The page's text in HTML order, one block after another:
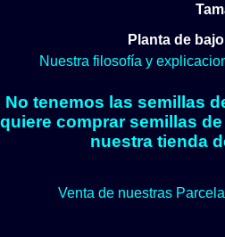
Planta de
Nuestra filosofía y
No tenemos las semillas
quiere comprar semillas
nuestra tienda
Venta de nuestras